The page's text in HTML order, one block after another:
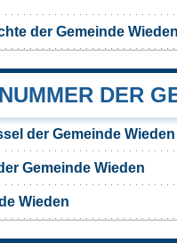
der Gemeinde Wieden
DER
der Gemeinde Wieden
Gemeinde Wieden
Wieden